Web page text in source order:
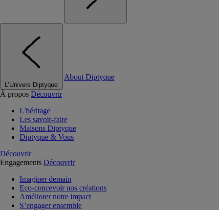
L’Univers Diptyque
About Diptyque
À propos Découvrir
L'héritage
Les savoir-faire
Maisons Diptyque
Diptyque & Vous
Découvrir
Engagements Découvrir
Imaginer demain
Eco-concevoir nos créations
Améliorer notre impact
S’engager ensemble